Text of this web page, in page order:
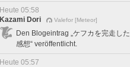
Heute 05:58
Kazami Dori
Valefor [Meteor]
Den Blogeintrag „ケフカを完走した
感想“ veröffentlicht.
Heute 05:57